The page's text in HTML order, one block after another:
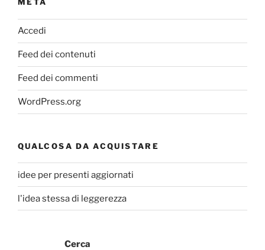
META
Accedi
Feed dei contenuti
Feed dei commenti
WordPress.org
QUALCOSA DA ACQUISTARE
idee per presenti aggiornati
l'idea stessa di leggerezza
Cerca